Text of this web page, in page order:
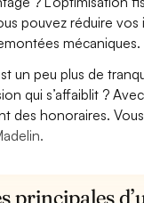
pouvez réduire
mécaniques.
un peu plus de
qui s’affaiblit ?
des honoraires.
principales